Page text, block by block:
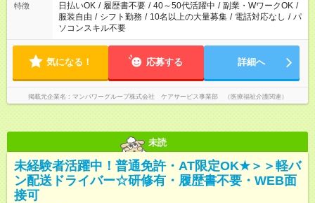
特徴 日払いOK / 履歴書不要 / 40～50代活躍中 / 副業・WワークOK /
服装自由 / シフト勤務 / 10名以上の大量募集 / 電話対応なし / パ
ソコンスキル不要
気になる！ 応募する 詳細へ
掲載元企業名 マンパワーグループ株式会社 ケアサービス事業部 （医療福祉介護関連）
未読
未経験者活躍中！普通免許・AT限定OK★＞＞軽バ
ン配送ドライバー☆研修有・履歴書不要・WEB面
接可